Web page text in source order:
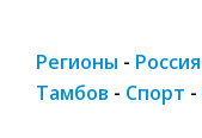
Регионы - Россия
Тамбов - Спорт -